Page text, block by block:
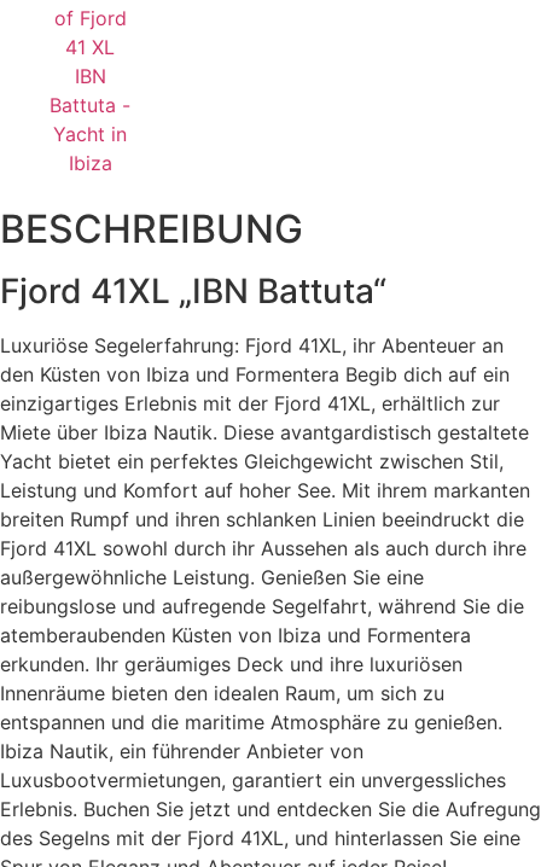
BESCHREIBUNG
Fjord 41XL „IBN Battuta“
Luxuriöse Segelerfahrung: Fjord 41XL, ihr Abenteuer an
den Küsten von Ibiza und Formentera Begib dich auf ein
einzigartiges Erlebnis mit der Fjord 41XL, erhältlich zur
Miete über Ibiza Nautik. Diese avantgardistisch gestaltete
Yacht bietet ein perfektes Gleichgewicht zwischen Stil,
Leistung und Komfort auf hoher See. Mit ihrem markanten
breiten Rumpf und ihren schlanken Linien beeindruckt die
Fjord 41XL sowohl durch ihr Aussehen als auch durch ihre
außergewöhnliche Leistung. Genießen Sie eine
reibungslose und aufregende Segelfahrt, während Sie die
atemberaubenden Küsten von Ibiza und Formentera
erkunden. Ihr geräumiges Deck und ihre luxuriösen
Innenräume bieten den idealen Raum, um sich zu
entspannen und die maritime Atmosphäre zu genießen.
Ibiza Nautik, ein führender Anbieter von
Luxusbootvermietungen, garantiert ein unvergessliches
Erlebnis. Buchen Sie jetzt und entdecken Sie die Aufregung
des Segelns mit der Fjord 41XL, und hinterlassen Sie eine